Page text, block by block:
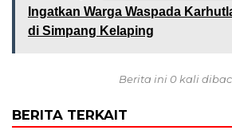
Ingatkan Warga Waspada
di Simpang Kelaping
Berita ini 0 kali
BERITA TERKAIT